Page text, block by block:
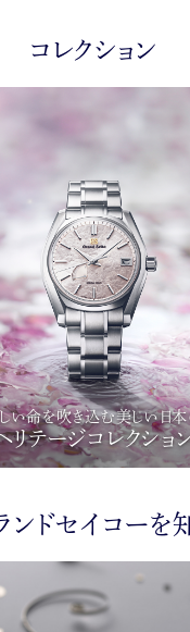
コレクション
い命を吹き込む美しい日
リテージコレクショ
ンドセイコーを